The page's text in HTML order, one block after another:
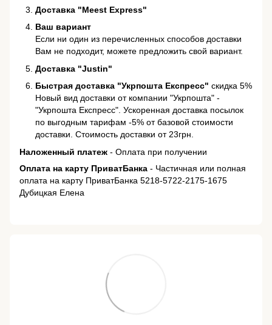
Доставка "Meest Express"
Ваш вариант
Если ни один из перечисленных способов доставки
Вам не подходит, можете предложить свой вариант.
Доставка "Justin"
Быстрая доставка "Укрпошта Експресс" скидка 5%
Новый вид доставки от компании "Укрпошта" -
"Укрпошта Експресс". Ускоренная доставка посылок
по выгодным тарифам -5% от базовой стоимости
доставки. Стоимость доставки от 23грн.
Наложенный платеж - Оплата при получении
Оплата на карту ПриватБанка - Частичная или полная
оплата на карту ПриватБанка 5218-5722-2175-1675
Дубицкая Елена